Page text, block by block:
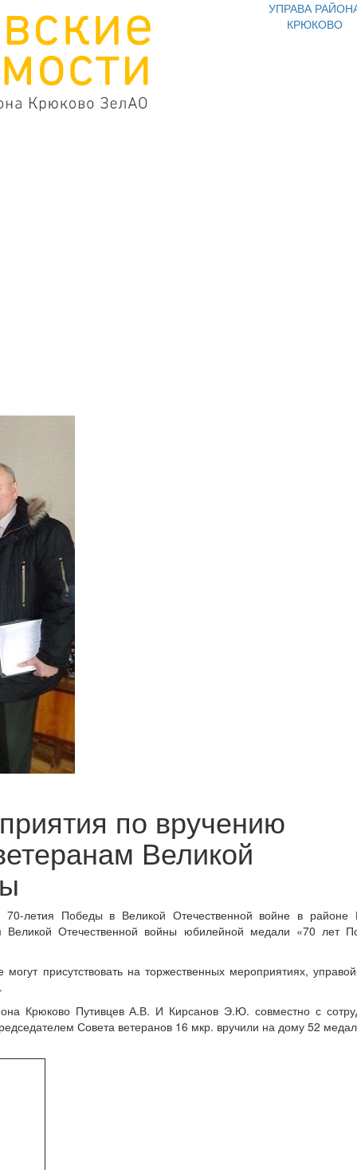
УПРАВА
КРЮКОВО
по вручению
Великой
летия Победы в Великой Отечественной войне в районе
Великой Отечественной войны юбилейной медали «70 лет
присутствовать на торжественных мероприятиях,
Крюково Путивцев А.В. И Кирсанов Э.Ю. совместно с
Совета ветеранов 16 мкр. вручили на дому 52